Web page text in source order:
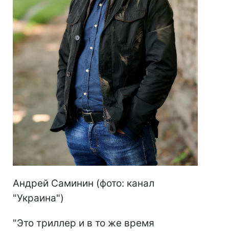
Андрей Саминин (фото: канал
"Украина")
"Это триллер и в то же время